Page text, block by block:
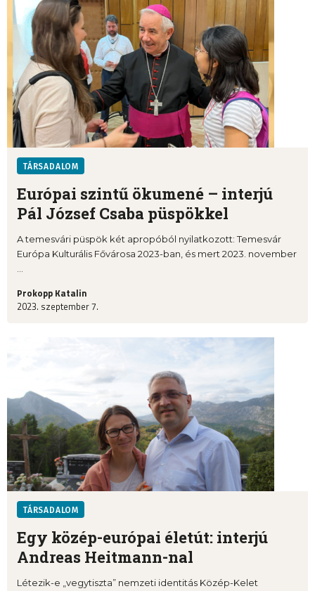
TÁRSADALOM
Európai szintű ökumené – interjú
Pál József Csaba püspökkel
A temesvári püspök két apropóból nyilatkozott: Temesvár
Európa Kulturális Fővárosa 2023-ban, és mert 2023. november
Prokopp Katalin
2023. szeptember 7.
TÁRSADALOM
Egy közép-európai életút: interjú
Andreas Heitmann-nal
Létezik-e „vegytiszta” nemzeti identitás Közép-Kelet